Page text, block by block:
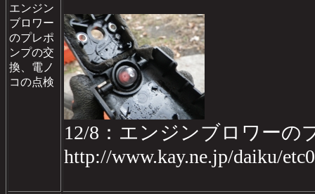
エンジン
ブロワー
のプレポ
ンプの交
換、電ノ
コの点検
12/8：エンジンブロワーの
http://www.kay.ne.jp/daiku/